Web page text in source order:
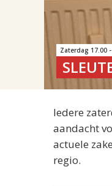
Zaterdag 17.00
Iedere
aandacht
actuele
regio.